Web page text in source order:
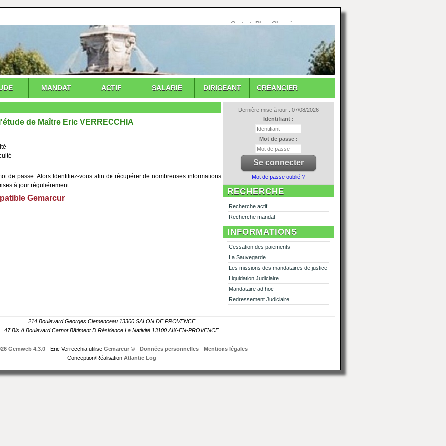
Contact-Plan-Glossaire
MANDAT ACTIF SALARIÉ DIRIGEANT CRÉANCIER
Dernière mise à jour : 07/08/2026
Identifiant :
Mot de passe :
Mot de passe oublié ?
RECHERCHE
Recherche actif
Recherche mandat
INFORMATIONS
Cessation des paiements
La Sauvegarde
Les missions des mandataires de justice
Liquidation Judiciaire
Mandataire ad hoc
Redressement Judiciaire
de Maître Eric VERRECCHIA
de passe. Alors Identifiez-vous afin de récupérer de nombreuses informations
à jour réguliérement.
Gemarcur
214 Boulevard Georges Clemenceau 13300 SALON DE PROVENCE
47 Bis A Boulevard Carnot Bâtiment D Résidence La Nativité 13100 AIX-EN-PROVENCE
Gemweb 4.3.0- Eric Verrecchia utilise Gemarcur ©- Données personnelles- Mentions légales
Conception/Réalisation Atlantic Log